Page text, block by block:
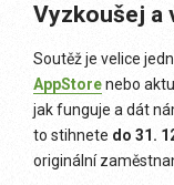
Vyzkoušej a
Soutěž je velice
AppStorenebo
jak funguje a dát
to stihnete do 31.
originální